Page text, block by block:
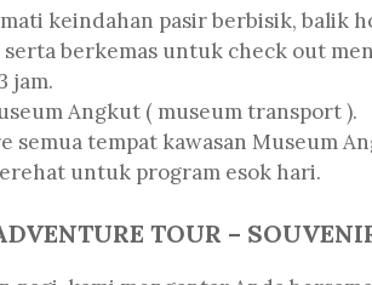
keindahan pasir berbisik, balik
serta berkemas untuk check out
jam.
Angkut ( museum transport ).
semua tempat kawasan Museum
untuk program esok hari.
TOUR –